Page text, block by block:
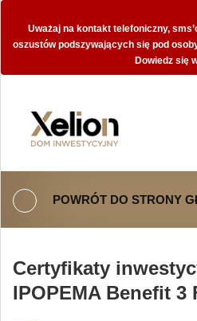
Uważaj na kontakt telefoniczny,
oszustów podszywających się pod
Dowiedz się
POWRÓT DO STRONY
Certyfikaty
IPOPEMA Benefit 3